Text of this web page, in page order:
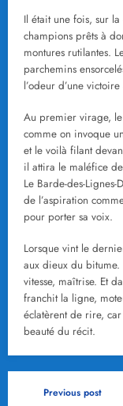
Il était une fois, sur
champions prêts à
montures rutilantes.
parchemins
l’odeur d’une
Au premier virage, le
comme on invoque
et le voilà filant
il attira le maléfice
Le Barde-des-
de l’aspiration
pour porter sa voix.
Lorsque vint le
aux dieux du bitume.
vitesse, maîtrise. Et
franchit la ligne,
éclatèrent de rire,
beauté du récit.
Previous post